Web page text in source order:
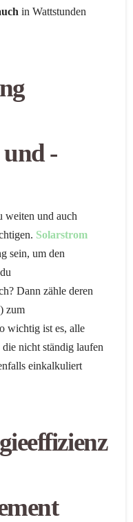
in Wattstunden
-
weiten und auch
Solarstrom
sein, um den
Dann zähle deren
zum
wichtig ist es, alle
nicht ständig laufen
einkalkuliert